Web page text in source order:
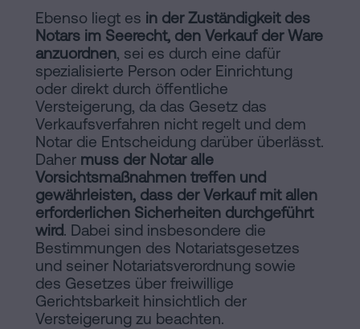
Ebenso liegt es in der Zuständigkeit des
Notars im Seerecht, den Verkauf der Ware
anzuordnen, sei es durch eine dafür
spezialisierte Person oder Einrichtung
oder direkt durch öffentliche
Versteigerung, da das Gesetz das
Verkaufsverfahren nicht regelt und dem
Notar die Entscheidung darüber überlässt.
Daher muss der Notar alle
Vorsichtsmaßnahmen treffen und
gewährleisten, dass der Verkauf mit allen
erforderlichen Sicherheiten durchgeführt
wird. Dabei sind insbesondere die
Bestimmungen des Notariatsgesetzes
und seiner Notariatsverordnung sowie
des Gesetzes über freiwillige
Gerichtsbarkeit hinsichtlich der
Versteigerung zu beachten.